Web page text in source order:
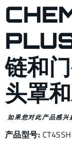
链和
头罩
如果您对此产品感兴
产品型号: